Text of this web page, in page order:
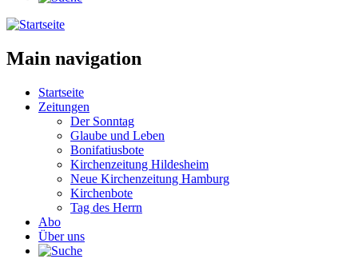
Main navigation
Startseite
Zeitungen
Der Sonntag
Glaube und Leben
Bonifatiusbote
Kirchenzeitung Hildesheim
Neue Kirchenzeitung Hamburg
Kirchenbote
Tag des Herrn
Abo
Über uns